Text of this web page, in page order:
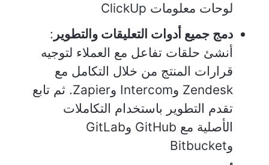
لوحات معلومات ClickUp
دمج جميع أدوات التعليقات والتطوير :
أنشئ حلقات تفاعل مع العملاء لتوجيه
قرارات المنتج من خلال التكامل مع
Zendesk وIntercom وZapier. ثم تابع
تقدم التطوير باستخدام التكاملات
الأصلية مع GitHub وGitLab
وBitbucket